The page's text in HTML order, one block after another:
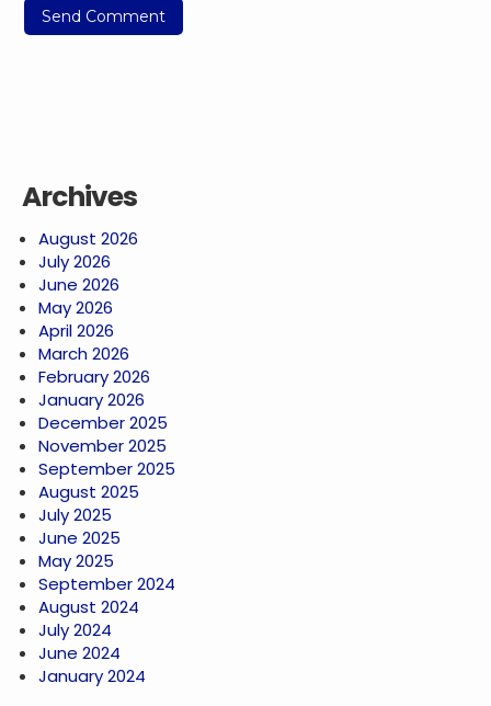
Archives
August 2026
July 2026
June 2026
May 2026
April 2026
March 2026
February 2026
January 2026
December 2025
November 2025
September 2025
August 2025
July 2025
June 2025
May 2025
September 2024
August 2024
July 2024
June 2024
January 2024